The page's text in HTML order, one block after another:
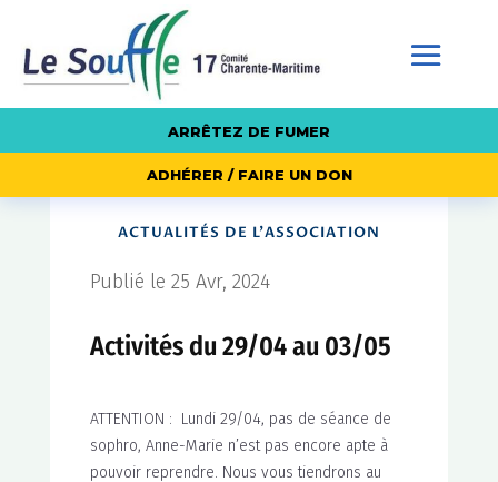
ARRÊTEZ DE FUMER
ADHÉRER / FAIRE UN DON
ACTUALITÉS DE L'ASSOCIATION
Publié le 25 Avr, 2024
Activités du 29/04 au 03/05
ATTENTION : Lundi 29/04, pas de séance de
sophro, Anne-Marie n’est pas encore apte à
pouvoir reprendre. Nous vous tiendrons au